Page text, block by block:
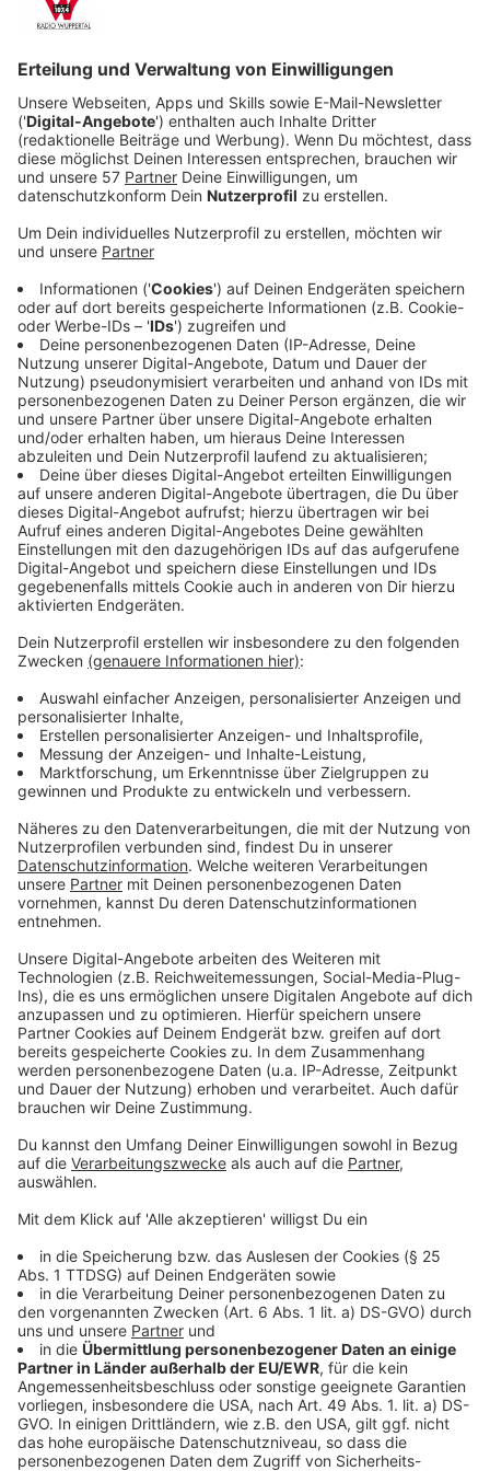
Veröffentlicht:
Anzeige
Denn das „The Continental“ ist ein neutraler Ort. Wer
den Kodex des Hotels verletzt, fliegt raus und ein
Kopfgeld wird ausgesetzt. Auch Winston Scott (Colin
Woodell) gehört zu den Kriminellen, für den das „The
Continental“ ein möglicher Zufluchtsort ist. Und der
Er will das “Continental” übernehmen, um seinen
rechtmäßigen Platz auf dem Thron der schweren
Jungs zu beanspruchen. Doch dafür muss er einen
hohen Preis bezahlen.
Streaming-Dienst: Amazon Prime Video
Anzeige
Wir benötigen Ihre
Zustimmung, um den YouTube
Video-Service zu laden!
Drittanbieters, um Videoinhalte
einzubetten. Dieser Service kann
Daten zu Ihren Aktivitäten
sammeln. Bitte lesen Sie die
Details durch und stimmen Sie der
Nutzung des Service zu, um dieses
Video anzusehen.
Mehr Informationen
Akzeptieren
powered byUsercentrics Consent
Management Platform
Winston Scott ist auf einer tödlichen Mission. Doch er
muss sich auch den Geistern seiner Vergangenheit
stellen.
Anzeige
©Copyright: Amazon Prime Video
Winston Scott macht sich schnell Feinde.
© Copyright: Amazon Prime Video
Winston Scott in der Klemme. Er hat den gesamten
Untergrund gegen sich.
Anzeige